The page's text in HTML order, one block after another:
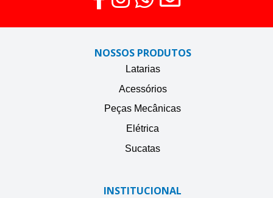
NOSSOS PRODUTOS
Latarias
Acessórios
Peças Mecânicas
Elétrica
Sucatas
INSTITUCIONAL